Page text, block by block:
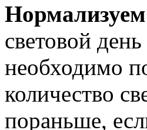
световой
необходимо
количество
пораньше,